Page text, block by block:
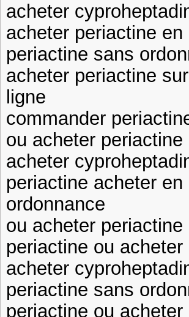
acheter
acheter periactine
periactine sans
acheter periactine
ligne
commander
ou acheter
acheter
periactine acheter
ordonnance
ou acheter
periactine ou
acheter
periactine sans
periactine ou